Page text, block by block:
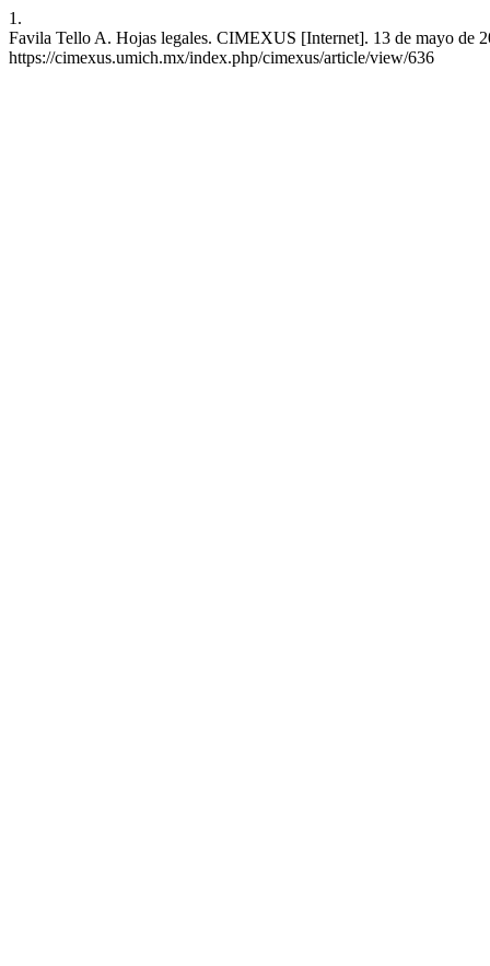
1.
Favila Tello A. Hojas legales. CIMEXUS [Internet]. 13 de mayo de
https://cimexus.umich.mx/index.php/cimexus/article/view/636